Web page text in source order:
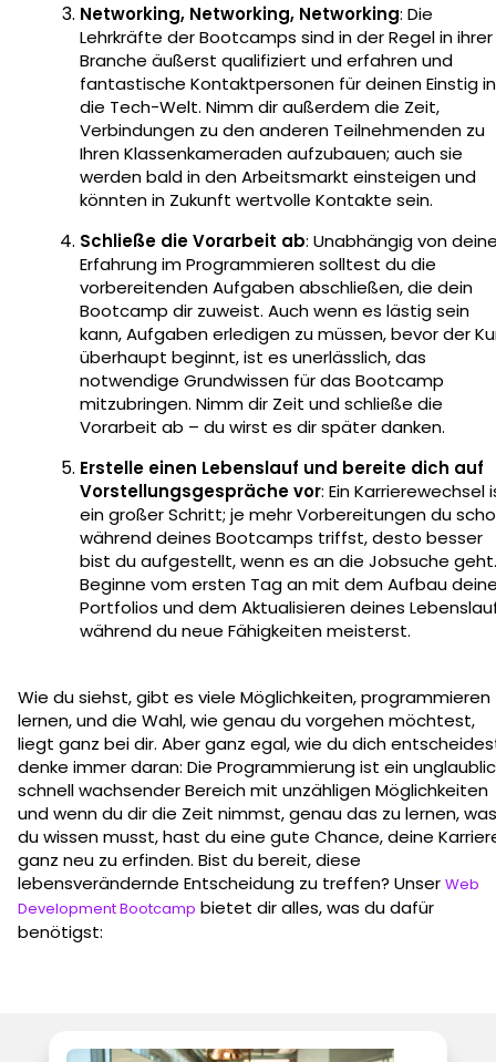
Networking, Networking, Networking: Die
Lehrkräfte der Bootcamps sind in der Regel in ihrer
Branche äußerst qualifiziert und erfahren und
fantastische Kontaktpersonen für deinen Einstig in
die Tech-Welt. Nimm dir außerdem die Zeit,
Verbindungen zu den anderen Teilnehmenden zu
Ihren Klassenkameraden aufzubauen; auch sie
werden bald in den Arbeitsmarkt einsteigen und
könnten in Zukunft wertvolle Kontakte sein.
Schließe die Vorarbeit ab: Unabhängig von
Erfahrung im Programmieren solltest du die
vorbereitenden Aufgaben abschließen, die dein
Bootcamp dir zuweist. Auch wenn es lästig sein
kann, Aufgaben erledigen zu müssen, bevor der
überhaupt beginnt, ist es unerlässlich, das
notwendige Grundwissen für das Bootcamp
mitzubringen. Nimm dir Zeit und schließe die
Vorarbeit ab – du wirst es dir später danken.
Erstelle einen Lebenslauf und bereite dich auf
Vorstellungsgesprächevor: Ein Karrierewechsel
ein großer Schritt; je mehr Vorbereitungen du
während deines Bootcamps triffst, desto besser
bist du aufgestellt, wenn es an die Jobsuche geht.
Beginne vom ersten Tag an mit dem Aufbau
Portfolios und dem Aktualisieren deines
während du neue Fähigkeiten meisterst.
Wie du siehst, gibt es viele Möglichkeiten, programmieren
lernen, und die Wahl, wie genau du vorgehen möchtest,
liegt ganz bei dir. Aber ganz egal, wie du dich
denke immer daran: Die Programmierung ist ein
schnell wachsender Bereich mit unzähligen Möglichkeiten
und wenn du dir die Zeit nimmst, genau das zu lernen, was
du wissen musst, hast du eine gute Chance, deine
ganz neu zu erfinden. Bist du bereit, diese
lebensverändernde Entscheidung zu treffen? Unser Web
Development Bootcamp bietet dir alles, was du dafür
benötigst: